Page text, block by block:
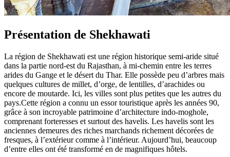
Présentation de Shekhawati
La région de Shekhawati est une région historique semi-aride situé
dans la partie nord-est du Rajasthan, à mi-chemin entre les terres
arides du Gange et le désert du Thar. Elle possède peu d’arbres mais
quelques cultures de millet, d’orge, de lentilles, d’arachides ou
encore de moutarde. Ici, les villes sont plus petites que les autres du
pays.Cette région a connu un essor touristique après les années 90,
grâce à son incroyable patrimoine d’architecture indo-moghole,
comprenant forteresses et surtout des havelis. Les havelis sont les
anciennes demeures des riches marchands richement décorées de
fresques, à l’extérieur comme à l’intérieur. Aujourd’hui, beaucoup
d’entre elles ont été transformé en de magnifiques hôtels.